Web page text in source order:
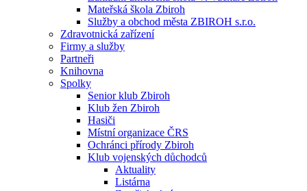
Mateřská škola Zbiroh
Služby a obchod města ZBIROH s.r.o.
Zdravotnická zařízení
Firmy a služby
Partneři
Knihovna
Spolky
Senior klub Zbiroh
Klub žen Zbiroh
Hasiči
Místní organizace ČRS
Ochránci přírody Zbiroh
Klub vojenských důchodců
Aktuality
Listárna